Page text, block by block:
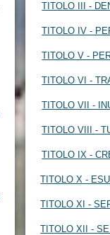
TITOLO III -
TITOLO IV -
TITOLO V -
TITOLO VI -
TITOLO VII -
TITOLO VIII -
TITOLO IX -
TITOLO X -
TITOLO XI -
TITOLO XII -